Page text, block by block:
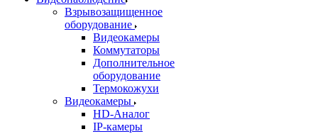
Взрывозащищенное
оборудование
Видеокамеры
Коммутаторы
Дополнительное
оборудование
Термокожухи
Видеокамеры
HD-Аналог
IP-камеры